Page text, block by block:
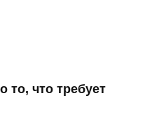
то, что требует